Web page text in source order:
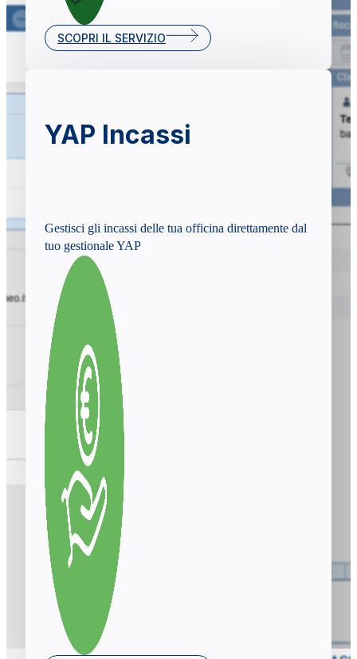
SCOPRI IL SERVIZIO
YAP Incassi
Gestisci gli incassi delle tua officina direttamente dal
tuo gestionale YAP